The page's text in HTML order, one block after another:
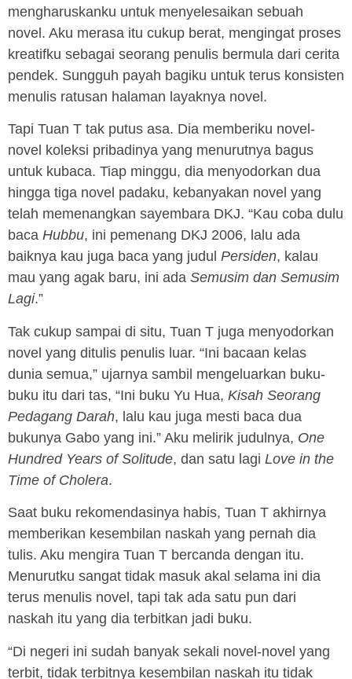
mengharuskanku untuk menyelesaikan sebuah
novel. Aku merasa itu cukup berat, mengingat proses
kreatifku sebagai seorang penulis bermula dari cerita
pendek. Sungguh payah bagiku untuk terus konsisten
menulis ratusan halaman layaknya novel.
Tapi Tuan T tak putus asa. Dia memberiku novel-
novel koleksi pribadinya yang menurutnya bagus
untuk kubaca. Tiap minggu, dia menyodorkan dua
hingga tiga novel padaku, kebanyakan novel yang
telah memenangkan sayembara DKJ. “Kau coba dulu
baca Hubbu, ini pemenang DKJ 2006, lalu ada
baiknya kau juga baca yang judul Persiden, kalau
mau yang agak baru, ini ada Semusim dan Semusim
Lagi.”
Tak cukup sampai di situ, Tuan T juga menyodorkan
novel yang ditulis penulis luar. “Ini bacaan kelas
dunia semua,” ujarnya sambil mengeluarkan buku-
buku itu dari tas, “Ini buku Yu Hua, Kisah Seorang
Pedagang Darah, lalu kau juga mesti baca dua
bukunya Gabo yang ini.” Aku melirik judulnya, One
Hundred Years of Solitude, dan satu lagi Love in the
Time of Cholera.
Saat buku rekomendasinya habis, Tuan T akhirnya
memberikan kesembilan naskah yang pernah dia
tulis. Aku mengira Tuan T bercanda dengan itu.
Menurutku sangat tidak masuk akal selama ini dia
terus menulis novel, tapi tak ada satu pun dari
naskah itu yang dia terbitkan jadi buku.
“Di negeri ini sudah banyak sekali novel-novel yang
terbit, tidak terbitnya kesembilan naskah itu tidak